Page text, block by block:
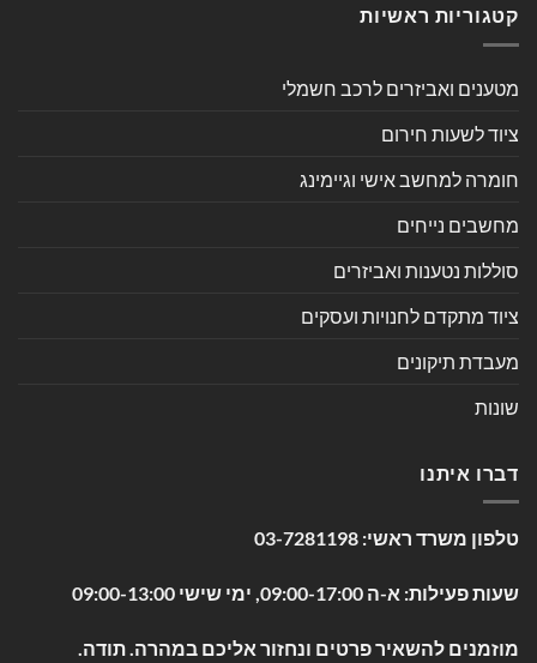
קטגוריות ראשיות
מטענים ואביזרים לרכב חשמלי
ציוד לשעות חירום
חומרה למחשב אישי וגיימינג
מחשבים נייחים
סוללות נטענות ואביזרים
ציוד מתקדם לחנויות ועסקים
מעבדת תיקונים
שונות
דברו איתנו
טלפון משרד ראשי: 03-7281198
שעות פעילות: א-ה 09:00-17:00, ימי שישי 09:00-13:00
מוזמנים להשאיר פרטים ונחזור אליכם במהרה. תודה.